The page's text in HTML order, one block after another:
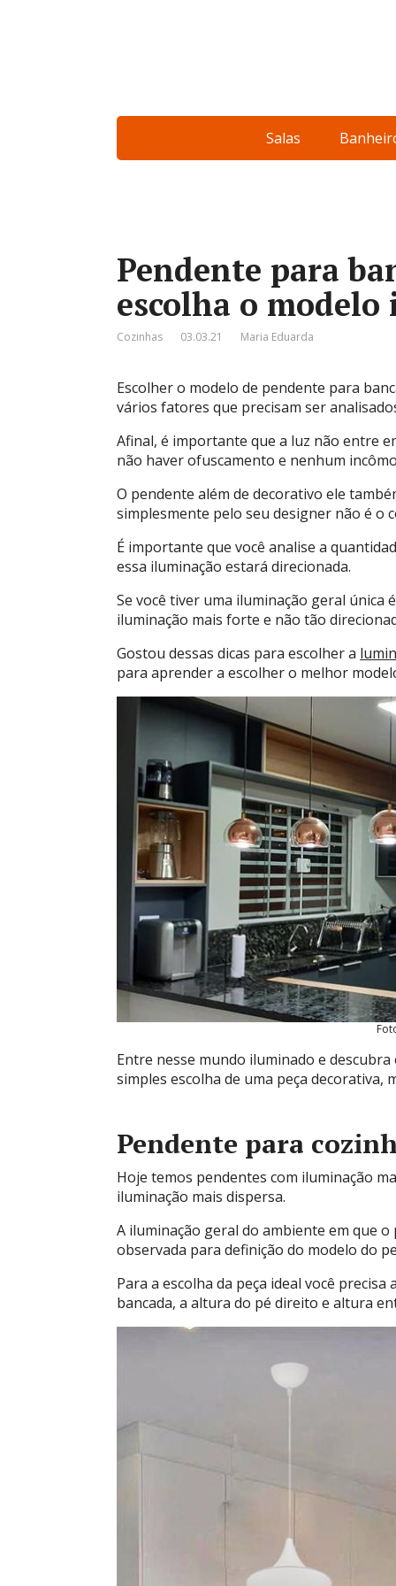
Salas
Pendente para
escolha o modelo
Cozinhas 03.03.21 Maria Eduarda
Escolher o modelo de pendente para
vários fatores que precisam ser
Afinal, é importante que a luz não entre
não haver ofuscamento e nenhum
O pendente além de decorativo ele
simplesmente pelo seu designer não é o
É importante que você analise a
essa iluminação estará direcionada.
Se você tiver uma iluminação geral
iluminação mais forte e não tão
Gostou dessas dicas para escolher a
para aprender a escolher o melhor
Entre nesse mundo iluminado e
simples escolha de uma peça decorativa,
Pendente para
Hoje temos pendentes com iluminação
iluminação mais dispersa.
A iluminação geral do ambiente em que
observada para definição do modelo do
Para a escolha da peça ideal você
bancada, a altura do pé direito e altura